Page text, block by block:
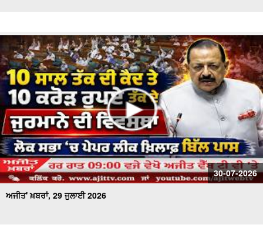
30-07-2026
ਅਜੀਤ' ਖ਼ਬਰਾਂ, 29 ਜੁਲਾਈ 2026